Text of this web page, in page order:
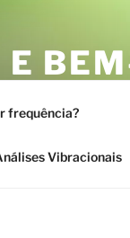
frequência?
Vibracionais